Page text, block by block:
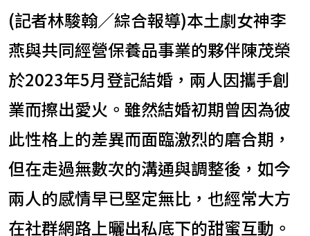
(記者林駿翰／綜合報導)本土劇女神李
燕與共同經營保養品事業的夥伴陳茂榮
於2023年5月登記結婚，兩人因攜手創
業而擦出愛火。雖然結婚初期曾因為彼
此性格上的差異而面臨激烈的磨合期，
但在走過無數次的溝通與調整後，如今
兩人的感情早已堅定無比，也經常大方
在社群網路上曬出私底下的甜蜜互動。